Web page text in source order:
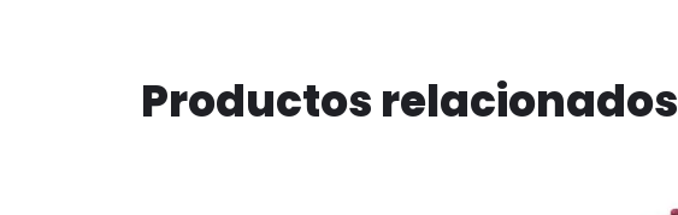
Productos relacionados